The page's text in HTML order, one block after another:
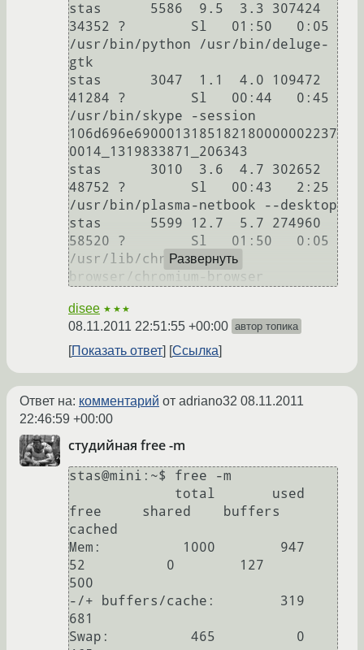
stas      5586  9.5  3.3 307424
34352 ?        Sl   01:50   0:05
/usr/bin/python /usr/bin/deluge-
gtk
stas      3047  1.1  4.0 109472
41284 ?        Sl   00:44   0:45
/usr/bin/skype -session
106d696e6900013185182180000002237
0014_1319833871_206343
stas      3010  3.6  4.7 302652
48752 ?        Sl   00:43   2:25
/usr/bin/plasma-netbook --desktop
stas      5599 12.7  5.7 274960
58520 ?        Sl   01:50   0:05
/usr/lib/chromium-
Развернуть
disee ★★★
08.11.2011 22:51:55 +00:00 автор топика
Показать ответ Ссылка
Ответ на: комментарий от adriano32 08.11.2011
22:46:59 +00:00
студийная free -m
stas@mini:~$ free -m
free     shared    buffers
cached
Mem:          1000        947
52          0        127
500
-/+ buffers/cache:        319
681
Swap:          465          0